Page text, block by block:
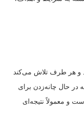
و هر طرف تلاش می‌کند
در حال چانه‌زدن برای
و معمولاً نتیجه‌ای